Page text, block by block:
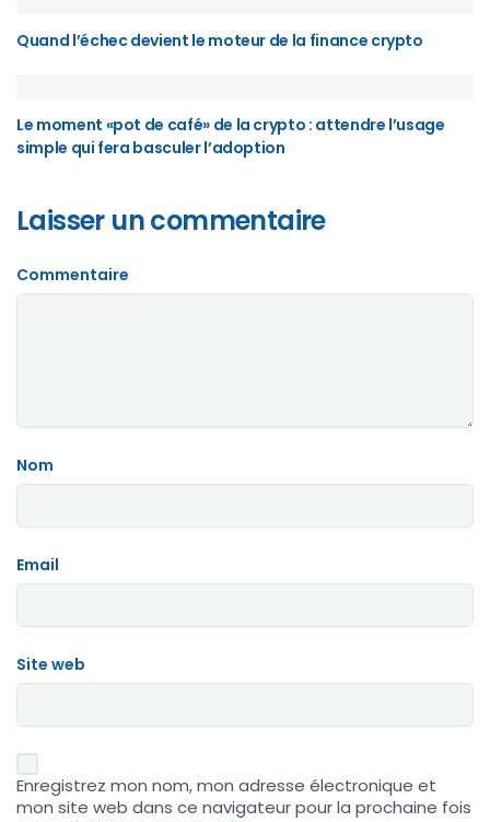
Quand l’échec devient le moteur de la finance crypto
Le moment «pot de café» de la crypto : attendre l’usage
simple qui fera basculer l’adoption
Laisser un commentaire
Commentaire
Nom
Email
Site web
Enregistrez mon nom, mon adresse électronique et
mon site web dans ce navigateur pour la prochaine fois